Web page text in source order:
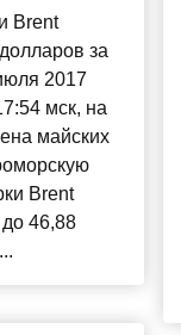
Brent
за
2017
мск, на
майских
Brent
46,88